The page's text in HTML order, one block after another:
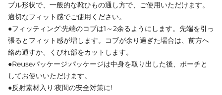
プル形状で、一般的な靴ひもの通し方で、ご使用いただけます。
適切なフィット感でご使用ください。
●フィッティング:先端のコブは1～2余るようにします。先端を引っ
張るとフィット感が増します。コブが余り過ぎた場合は、前方へ
絡め通すか、くびれ部をカットします。
●Reuseパッケージ:パッケージは中身を取り出した後、ポーチと
してお使いいただけます。
●反射素材入り:夜間の安全対策に!